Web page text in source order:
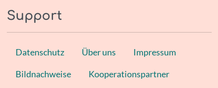
Support
Datenschutz Über uns Impressum
Bildnachweise Kooperationspartner